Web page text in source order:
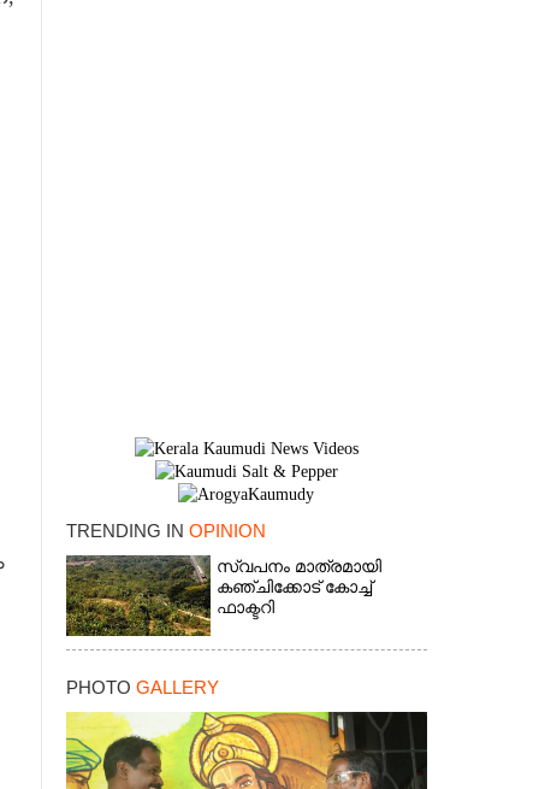
TRENDING IN OPINION
സ്വപനം മാത്രമായി
കഞ്ചിക്കോട് കോച്ച്
ഫാക്ടറി
PHOTO GALLERY